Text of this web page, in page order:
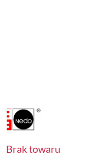
NAZWA
PRODUCENTA:
NEDO
Brak towaru